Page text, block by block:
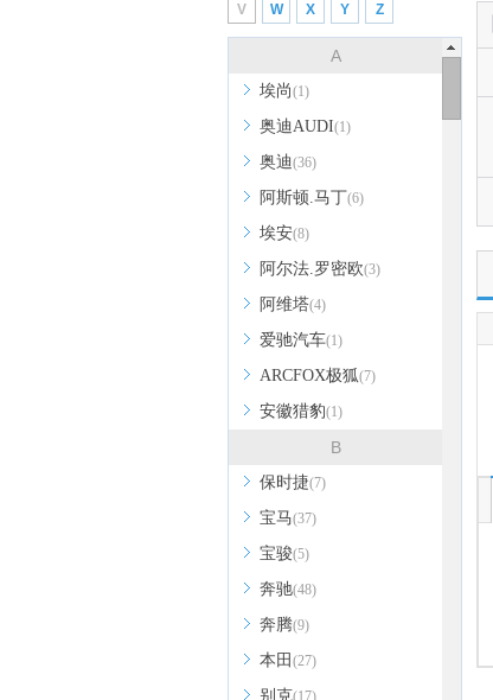
V W X Y Z
A
埃尚(1)
奥迪AUDI(1)
奥迪(36)
阿斯顿.马丁(6)
埃安(8)
阿尔法.罗密欧(3)
阿维塔(4)
爱驰汽车(1)
ARCFOX极狐(7)
安徽猎豹(1)
B
保时捷(7)
宝马(37)
宝骏(5)
奔驰(48)
奔腾(9)
本田 (27)
别克(17)